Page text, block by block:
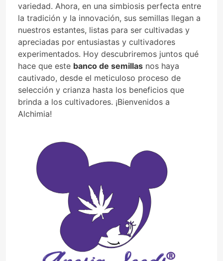
variedad. Ahora, en una simbiosis perfecta entre
la tradición y la innovación, sus semillas llegan a
nuestros estantes, listas para ser cultivadas y
apreciadas por entusiastas y cultivadores
experimentados. Hoy descubriremos juntos qué
hace que este banco de semillas nos haya
cautivado, desde el meticuloso proceso de
selección y crianza hasta los beneficios que
brinda a los cultivadores. ¡Bienvenidos a
Alchimia!